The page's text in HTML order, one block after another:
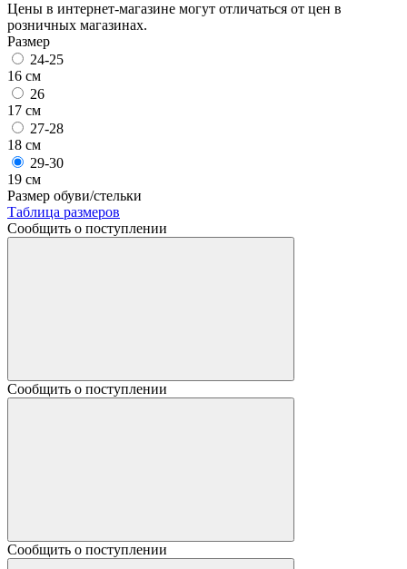
Цены в интернет-магазине могут отличаться от цен в
розничных магазинах.
Размер
24-25
16 см
26
17 см
27-28
18 см
29-30
19 см
Размер обуви/стельки
Таблица размеров
Сообщить о поступлении
Сообщить о поступлении
Сообщить о поступлении